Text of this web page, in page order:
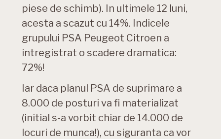
piese de schimb). In ultimele 12 luni,
acesta a scazut cu 14%. Indicele
grupului PSA Peugeot Citroen a
intregistrat o scadere dramatica:
72%!
Iar daca planul PSA de suprimare a
8.000 de posturi va fi materializat
(initial s-a vorbit chiar de 14.000 de
locuri de munca!), cu siguranta ca vor